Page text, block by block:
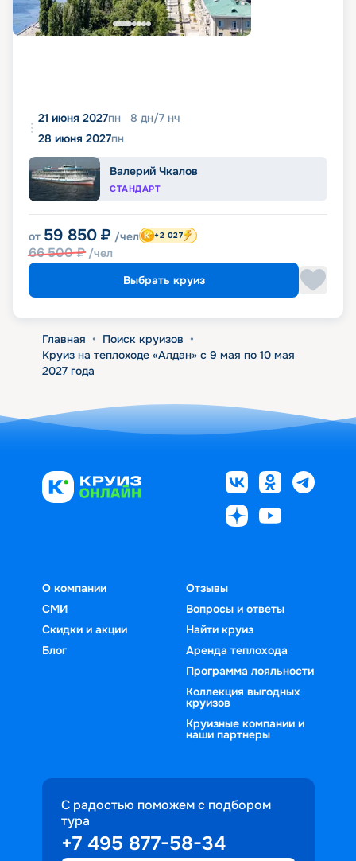
21 июня 2027пн 8 дн/7 нч
28 июня 2027пн
Валерий Чкалов
СТАНДАРТ
от 59 850 ₽ /чел
66 500₽ /чел
+2 027
Выбрать круиз
Главная • Поиск круизов •
Круиз на теплоходе «Алдан» с 9 мая по 10 мая
2027 года
О компании
СМИ
Скидки и акции
Блог
Отзывы
Вопросы и ответы
Найти круиз
Аренда теплохода
Программа лояльности
Коллекция выгодных
круизов
Круизные компании и
наши партнеры
С радостью поможем с подбором
тура
+7 495 877-58-34